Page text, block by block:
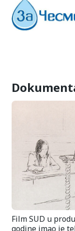
Film SUD u
godine imao je